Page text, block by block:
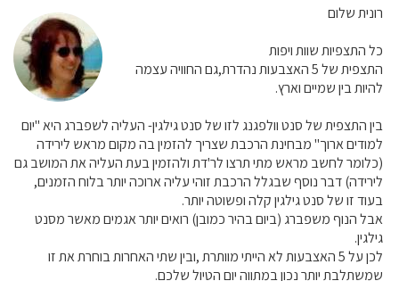
רונית שלום
כל התצפיות שוות ויפות
התצפית של 5 האצבעות נהדרת,גם החוויה עצמה
להיות בין שמיים וארץ.
בין התצפית של סנט וולפגנג לזו של סנט גילגין- העליה לשפברג היא "יום
למודים ארוך" מבחינת הרכבת שצריך להזמין בה מקום מראש לירידה
(כלומר לחשב מראש מתי תרצו לר'דת ולהזמין בעת העליה את המושב גם
לירידה) דבר נוסף שבגלל הרכבת זוהי עליה ארוכה יותר בלוח הזמנים,
בעוד זו של סנט גילגין קלה ופשוטה יותר.
אבל הנוף משפברג (ביום בהיר כמובן) רואים יותר אגמים מאשר מסנט
גילגין.
לכן על 5 האצבעות לא הייתי מוותרת ,ובין שתי האחרות בוחרת את זו
שמשתלבת יותר נכון במתווה יום הטיול שלכם.